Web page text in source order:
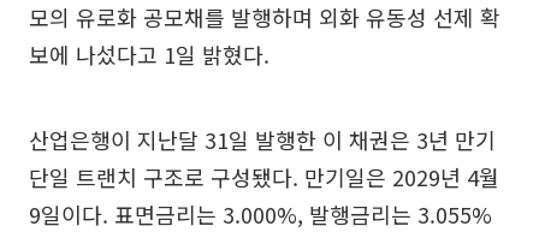
모의 유로화 공모채를 발행하며 외화 유동성 선제 확
보에 나섰다고 1일 밝혔다.
산업은행이 지난달 31일 발행한 이 채권은 3년 만기
단일 트랜치 구조로 구성됐다. 만기일은 2029년 4월
9일이다. 표면금리는 3.000%, 발행금리는 3.055%